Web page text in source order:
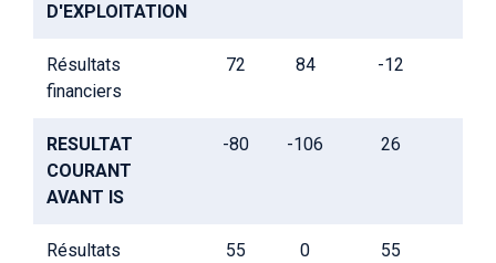
D'EXPLOITATION
Résultats
financiers
72 84 -12
RESULTAT
COURANT
AVANT IS
-80 -106 26
Résultats
55 0 55